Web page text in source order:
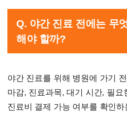
Q. 야간 진료 전에는 무
해야 할까?
야간 진료를 위해 병원에 가기
마감, 진료과목, 대기 시간, 필요
진료비 결제 가능 여부를 확인